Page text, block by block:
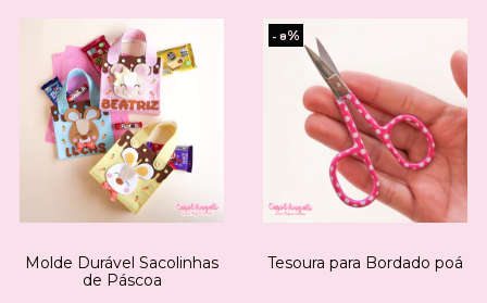
Molde Durável Sacolinhas
de Páscoa
- 8%
Tesoura para Bordado poá